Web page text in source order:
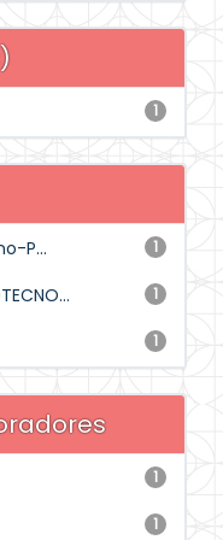
1
1
P...
1
1
1
1